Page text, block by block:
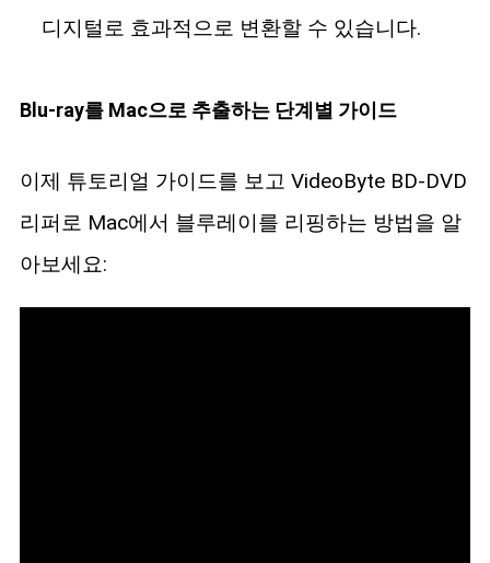
디지털로 효과적으로 변환할 수 있습니다.
Blu-ray를 Mac으로 추출하는 단계별 가이드
이제 튜토리얼 가이드를 보고 VideoByte BD-DVD
리퍼로 Mac에서 블루레이를 리핑하는 방법을 알
아보세요: